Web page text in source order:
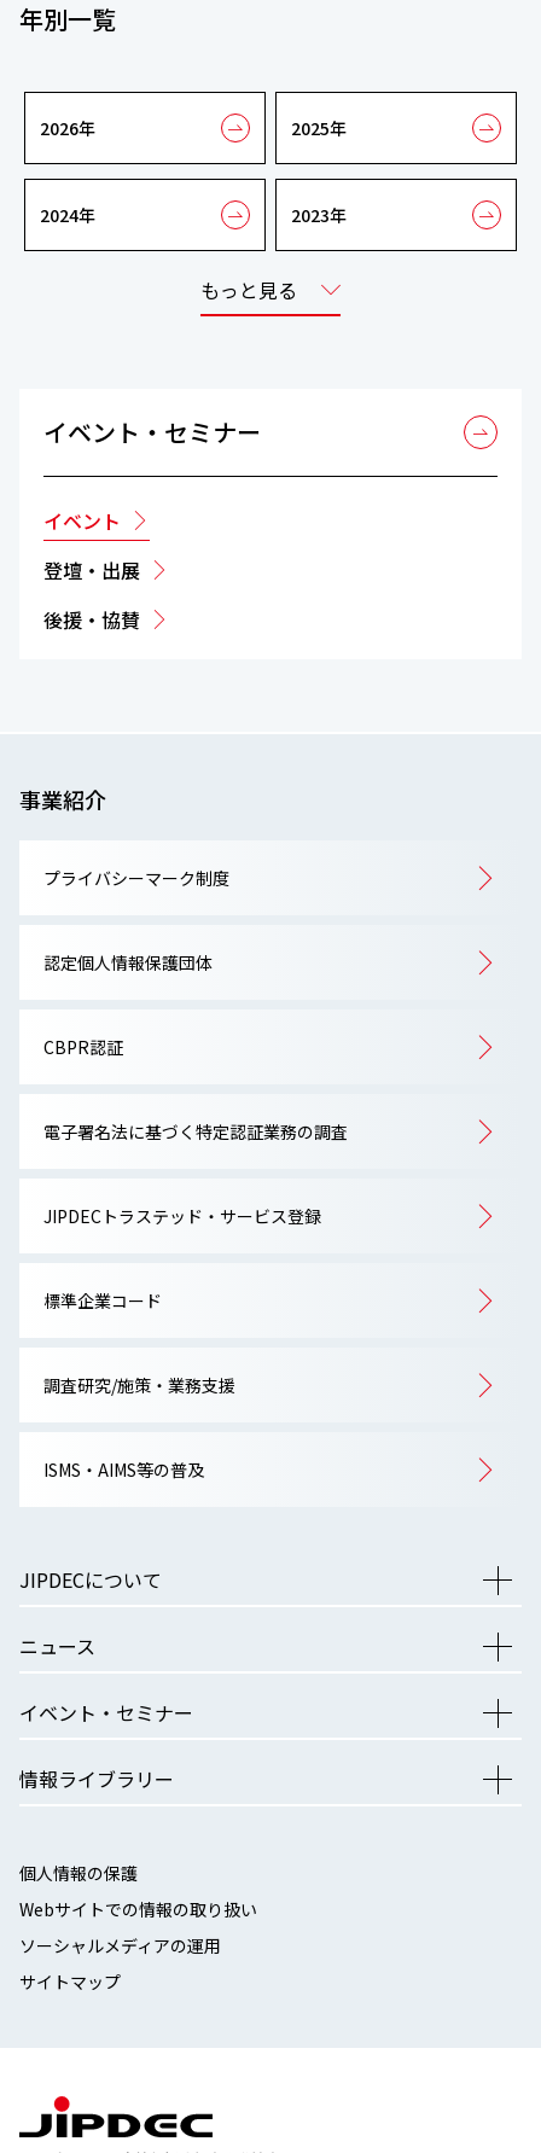
年別一覧
2026年 2025年
2024年 2023年
もっと見る
イベント・セミナー
イベント
登壇・出展
後援・協賛
事業紹介
プライバシーマーク制度
認定個人情報保護団体
CBPR認証
電子署名法に基づく特定認証業務の調査
JIPDECトラステッド・サービス登録
標準企業コード
調査研究/施策・業務支援
ISMS・AIMS等の普及
JIPDECについて
ニュース
イベント・セミナー
情報ライブラリー
個人情報の保護
Webサイトでの情報の取り扱い
ソーシャルメディアの運用
サイトマップ